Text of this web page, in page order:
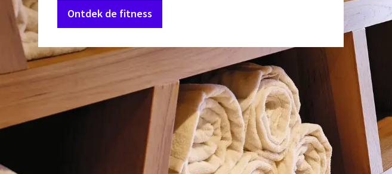
Ontdek de fitness